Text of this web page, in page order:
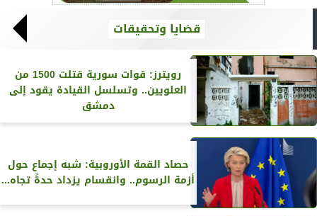
قضايا وتحقيقات
رويترز‏: قوات سورية قتلت 1500 من
العلويين.. وتسلسل القيادة يقود إلى
دمشق
حصاد القمة الأوروبية: شبه إجماع حول
أزمة الرسوم.. وانقسام يزداد حدةً تجاه...